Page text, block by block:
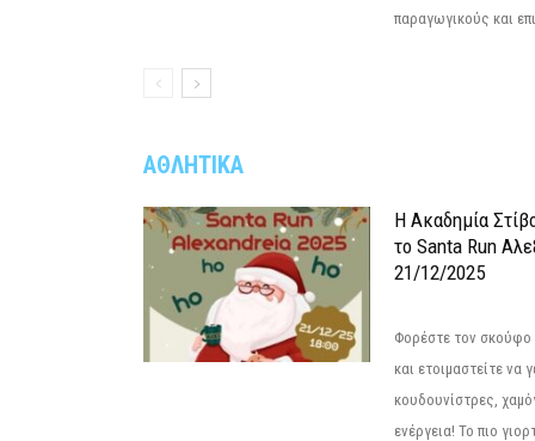
παραγωγικούς και
ΑΘΛΗΤΙΚΑ
Η Ακαδημία
το Santa Run
21/12/2025
Φορέστε τον σκούφο
και ετοιμαστείτε να
κουδουνίστρες,
ενέργεια! Το πιο